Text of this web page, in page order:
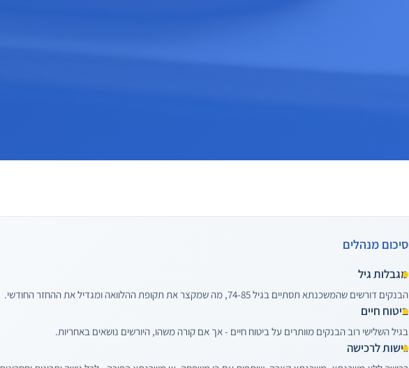
סיכום מנהלים
מגבלות גיל
הבנקים דורשים שהמשכנתא תסתיים בגיל 74-85, מה שמקצר את תקופת ההלוואה ומגדיל את ההחזר החודשי.
ביטוח חיים
בגיל השלישי רוב הבנקים מוותרים על ביטוח חיים - אך אם קורה משהו, היורשים נושאים באחריות.
גישות לרכישה